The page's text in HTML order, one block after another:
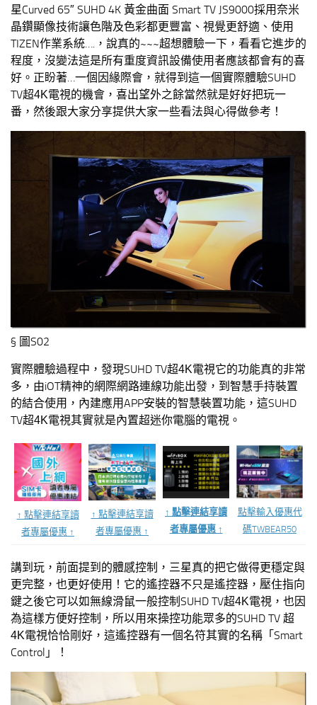
星Curved 65″ SUHD 4K 黃金曲面 Smart TV JS9000採用奈米
晶鑽顯像技術讓色階及色彩都更豐富、視覺更舒適、使用
TIZEN作業系統….，說真的~~~超想體驗一下，看看它進步的
程度，沒變法這是所有重度資訊設備使用者應該都會有的喜
好。正盼著…一個因緣際會，就得到這一個實際體驗SUHD
TV超4K電視的機會，喜出望外之餘當然就是好好把玩一
番，然後跟大家分享提供大家一些看法與心得做參考！
§ 圖S02
實際體驗過程中，發現SUHD TV超4K電視它的功能真的非常
多，由iOT精神的網際網路連線功能出發，到智慧手持裝置
的結合使用，內建應用APP安裝的智慧裝置功能，這SUHD
TV超4K電視其實就是內置超迷你電腦的電視。
↑ 點擊連結享讀
者專屬優惠 ↑
↑ 點擊連結享讀
者專屬優惠 ↑
↑ 點擊連結享讀
者專屬優惠 ↑
點擊輸入優惠代
碼TWBEAR50
講到玩，前面提到的體感控制，三星真的把它做得更穩定與
更完整，也更好使用！它的遙控器不只是遙控器，壓住指向
鍵之後它可以如無線滑鼠一般控制SUHD TV超4K電視 ，也因
為這樣方便好控制，所以用來操控功能眾多的SUHD TV 超
4K電視恰恰剛好，這遙控器有一個名符其實的名稱「Smart
Control」！